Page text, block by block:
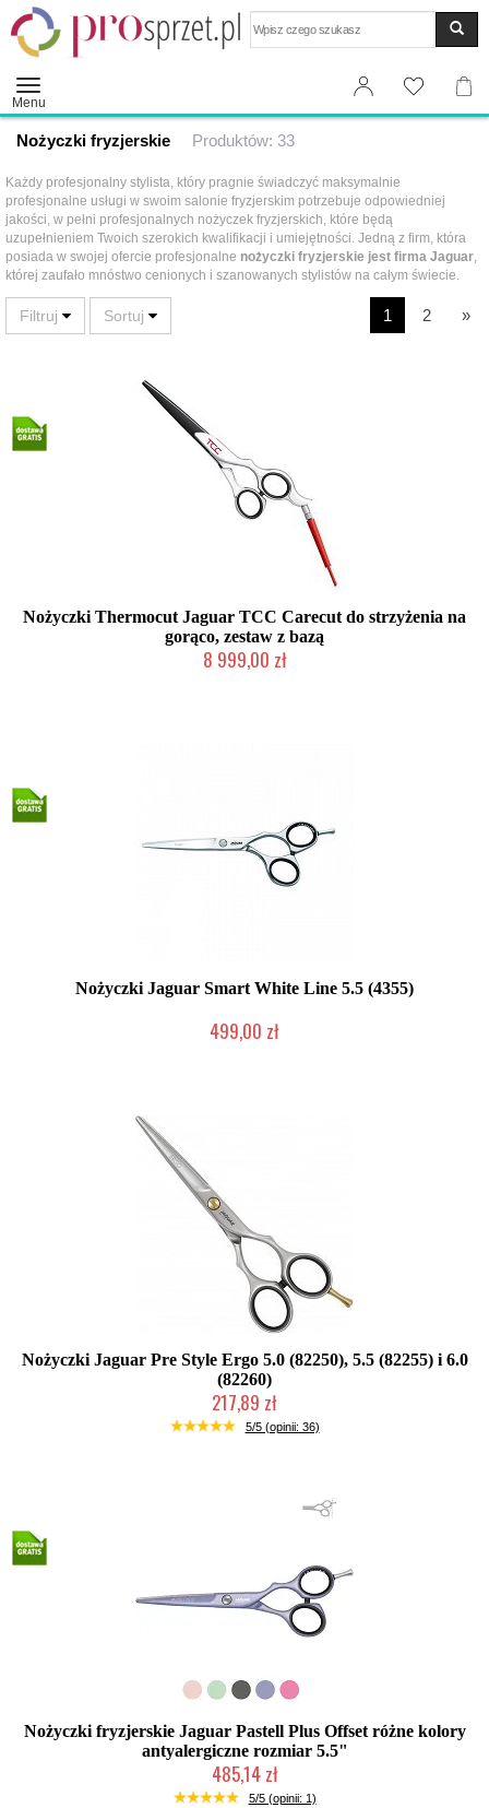
Menu
Nożyczki fryzjerskie Produktów: 33
Każdy profesjonalny stylista, który pragnie świadczyć maksymalnie
profesjonalne usługi w swoim salonie fryzjerskim potrzebuje odpowiedniej
jakości, w pełni profesjonalnych nożyczek fryzjerskich, które będą
uzupełnieniem Twoich szerokich kwalifikacji i umiejętności. Jedną z firm, która
posiada w swojej ofercie profesjonalne nożyczki fryzjerskie jest firma Jaguar,
której zaufało mnóstwo cenionych i szanowanych stylistów na całym świecie.
1 2 »
Nożyczki Thermocut Jaguar TCC Carecut do strzyżenia na
gorąco, zestaw z bazą
8 999,00 zł
Nożyczki Jaguar Smart White Line 5.5 (4355)
499,00 zł
Nożyczki Jaguar Pre Style Ergo 5.0 (82250), 5.5 (82255) i 6.0
(82260)
217,89 zł
Mała ilość (wysyłka w 24h)
5/5 (opinii: 36)
Nożyczki fryzjerskie Jaguar Pastell Plus Offset różne kolory
antyalergiczne rozmiar 5.5"
485,14 zł
Mała ilość (wysyłka w 24h)
5/5 (opinii: 1)